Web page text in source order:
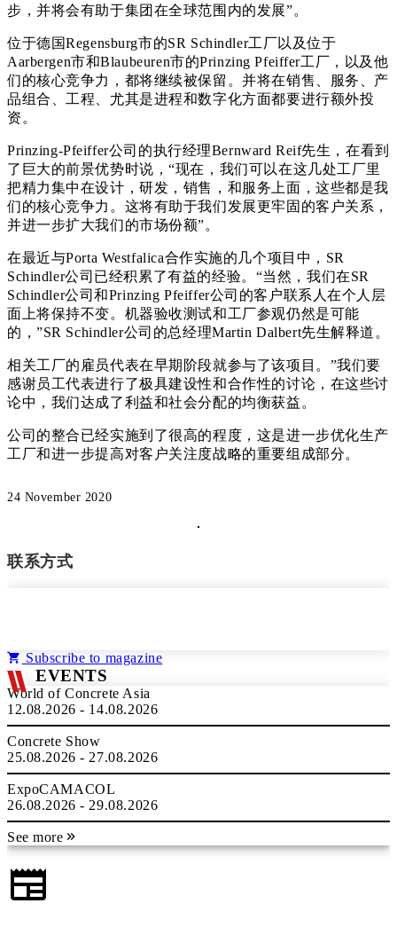
步，并将会有助于集团在全球范围内的发展”。
位于德国Regensburg市的SR Schindler工厂以及位于
Aarbergen市和Blaubeuren市的Prinzing Pfeiffer工厂，以及他
们的核心竞争力，都将继续被保留。并将在销售、服务、产
品组合、工程、尤其是进程和数字化方面都要进行额外投
资。
Prinzing-Pfeiffer公司的执行经理Bernward Reif先生，在看到
了巨大的前景优势时说，“现在，我们可以在这几处工厂里
把精力集中在设计，研发，销售，和服务上面，这些都是我
们的核心竞争力。这将有助于我们发展更牢固的客户关系，
并进一步扩大我们的市场份额”。
在最近与Porta Westfalica合作实施的几个项目中，SR
Schindler公司已经积累了有益的经验。“当然，我们在SR
Schindler公司和Prinzing Pfeiffer公司的客户联系人在个人层
面上将保持不变。机器验收测试和工厂参观仍然是可能
的，”SR Schindler公司的总经理Martin Dalbert先生解释道。
相关工厂的雇员代表在早期阶段就参与了该项目。”我们要
感谢员工代表进行了极具建设性和合作性的讨论，在这些讨
论中，我们达成了利益和社会分配的均衡获益。
公司的整合已经实施到了很高的程度，这是进一步优化生产
工厂和进一步提高对客户关注度战略的重要组成部分。
24 November 2020
联系方式
Subscribe to magazine
EVENTS
World of Concrete Asia
12.08.2026 - 14.08.2026
Concrete Show
25.08.2026 - 27.08.2026
ExpoCAMACOL
26.08.2026 - 29.08.2026
See more